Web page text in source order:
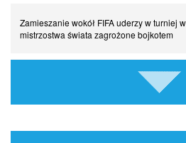
Pocztówki z ćwierćfinałów. Liga Mistrzów
Zamieszanie wokół FIFA uderzy w turniej
mistrzostwa świata zagrożone bojkotem
Szykuje się wielki transfer z udziałem
Kiedy gra Robert Lewandowski?